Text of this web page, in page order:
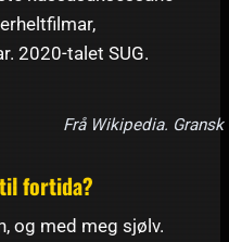
2020-talet SUG.
Frå Wikipedia.
fortida?
og med meg sjølv.